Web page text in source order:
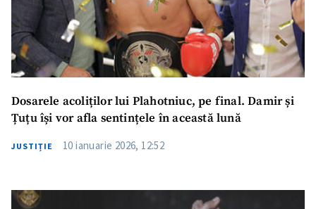
Dosarele acoliților lui Plahotniuc, pe final. Damir și
Țuțu își vor afla sentințele în această lună
JUSTIȚIE 10 ianuarie 2026, 12:52